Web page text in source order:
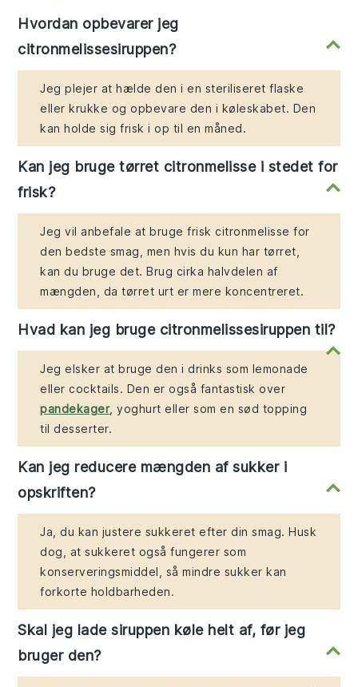
Hvordan opbevarer jeg
citronmelissesiruppen?
Jeg plejer at hælde den i en steriliseret flaske
eller krukke og opbevare den i køleskabet. Den
kan holde sig frisk i op til en måned.
Kan jeg bruge tørret citronmelisse i stedet for
frisk?
Jeg vil anbefale at bruge frisk citronmelisse for
den bedste smag, men hvis du kun har tørret,
kan du bruge det. Brug cirka halvdelen af
mængden, da tørret urt er mere koncentreret.
Hvad kan jeg bruge citronmelissesiruppen til?
Jeg elsker at bruge den i drinks som lemonade
eller cocktails. Den er også fantastisk over
pandekager, yoghurt eller som en sød topping
til desserter.
Kan jeg reducere mængden af sukker i
opskriften?
Ja, du kan justere sukkeret efter din smag. Husk
dog, at sukkeret også fungerer som
konserveringsmiddel, så mindre sukker kan
forkorte holdbarheden.
Skal jeg lade siruppen køle helt af, før jeg
bruger den?